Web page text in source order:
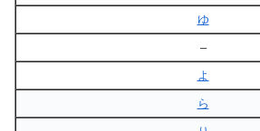
ゆ
–
よ
ら